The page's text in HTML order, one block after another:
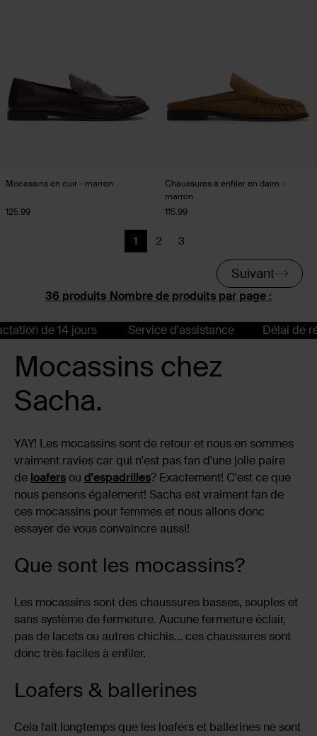
Mocassins en cuir - marron
125.99
Chaussures à enfiler en daim -
marron
115.99
Nombre de produits par page :
Page actuelle
1
Précédent
2
Précédent
3
Suivant
14 jours Service d'assistance Délai de
Mocassins chez
Sacha.
YAY! Les mocassins sont de retour et nous en sommes
vraiment ravies car qui n'est pas fan d'une jolie paire
de loafersou d'espadrilles? Exactement! C'est ce que
nous pensons également! Sacha est vraiment fan de
ces mocassins pour femmes et nous allons donc
essayer de vous convaincre aussi!
Que sont les mocassins?
Les mocassins sont des chaussures basses, souples et
sans système de fermeture. Aucune fermeture éclair,
pas de lacets ou autres chichis… ces chaussures sont
donc très faciles à enfiler.
Loafers & ballerines
Cela fait longtemps que les loafers et ballerines ne sont